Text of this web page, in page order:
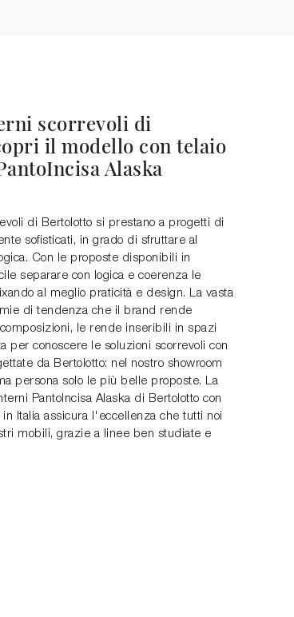
scorrevoli di
il modello con telaio
Alaska
di Bertolotto si prestano a progetti di
sofisticati, in grado di sfruttare al
Con le proposte disponibili in
separare con logica e coerenza le
al meglio praticità e design. La vasta
di tendenza che il brand rende
le rende inseribili in spazi
per conoscere le soluzioni scorrevoli con
da Bertolotto: nel nostro showroom
persona solo le più belle proposte. La
PantoIncisa Alaska di Bertolotto con
Italia assicura l'eccellenza che tutti noi
mobili, grazie a linee ben studiate e